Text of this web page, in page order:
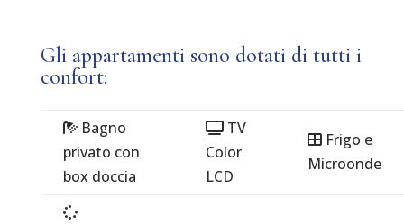
Gli appartamenti sono dotati di tutti i
confort:
Bagno
privato con
box doccia
TV
Color
LCD
Frigo e
Microonde